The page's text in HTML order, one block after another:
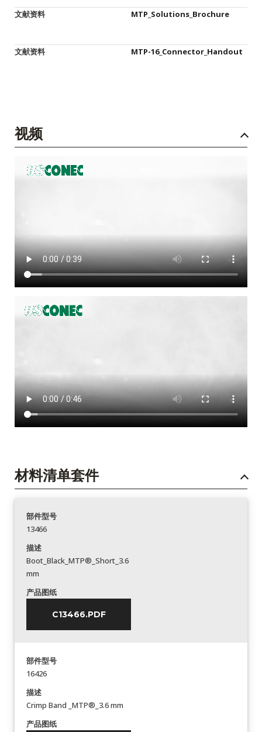
文献资料 MTP_Solutions_Brochure
文献资料 MTP-16_Connector_Handout
视频
材料清单套件
部件型号
13466
描述
Boot_Black_MTP®_Short_3.6
mm
产品图纸
C13466.PDF
部件型号
16426
描述
Crimp Band _MTP®_3.6 mm
产品图纸